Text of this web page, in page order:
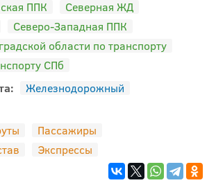
ППК
Северная ЖД
Северо-Западная ППК
области по транспорту
СПб
Железнодорожный
Пассажиры
Экспрессы